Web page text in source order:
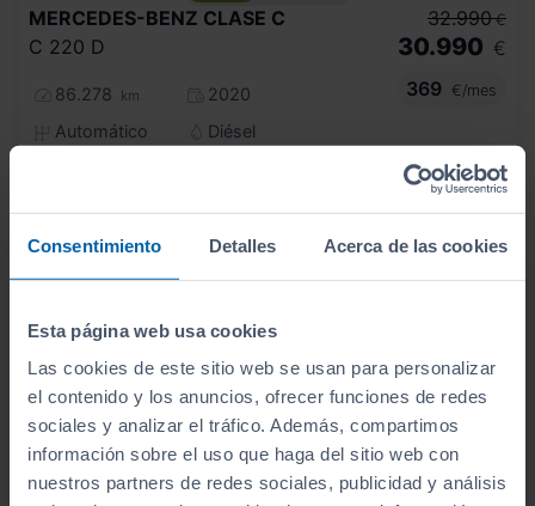
Consentimiento Detalles Acerca de las cookies
Esta página web usa cookies
Las cookies de este sitio web se usan para personalizar
el contenido y los anuncios, ofrecer funciones de redes
sociales y analizar el tráfico. Además, compartimos
información sobre el uso que haga del sitio web con
nuestros partners de redes sociales, publicidad y análisis
MERCEDES-BENZ CLASE C
C 220 D
86.278 km
2020
Automático
Diésel
32.990 €
30.990 €
369
€/mes